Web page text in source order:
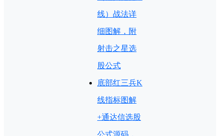
线）战法详
细图解，附
射击之星选
股公式
底部红三兵K
线指标图解
+通达信选股